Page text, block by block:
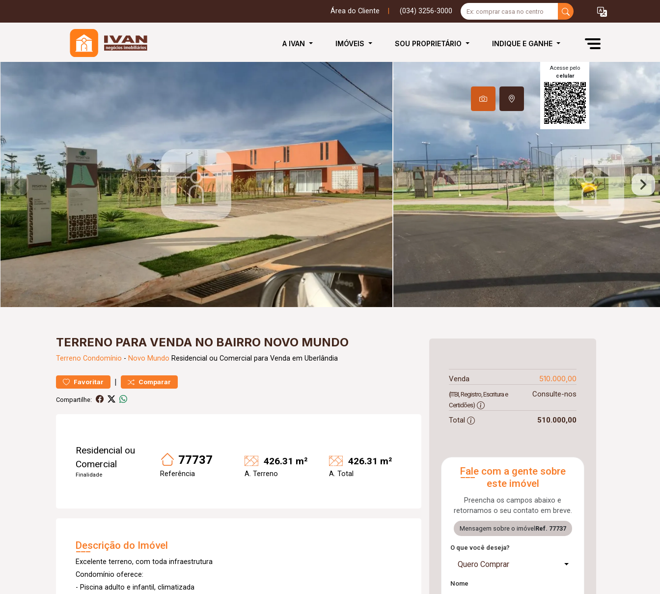
Área do Cliente (034) 3256-3000
A IVAN IMÓVEIS SOU PROPRIETÁRIO INDIQUE E GANHE
Acesse pelo
celular
TERRENO PARA VENDA NO BAIRRO NOVO MUNDO
Terreno Condomínio - Novo Mundo Residencial ou Comercial para Venda em Uberlândia
Favoritar | Comparar
Compartilhe:
Residencial ou
Comercial
Finalidade
77737
Referência
426.31 m²
A. Terreno
426.31 m²
A. Total
Descrição do Imóvel
Excelente terreno, com toda infraestrutura
Condomínio oferece:
- Piscina adulto e infantil, climatizada
Venda 510.000,00
(ITBI, Registro, Escritura e
Certidões)
Consulte-nos
Total 510.000,00
Fale com a gente sobre
este imóvel
Preencha os campos abaixo e
retornamos o seu contato em breve.
Mensagem sobre o imóvel Ref. 77737
O que você deseja?
Quero Comprar
Nome